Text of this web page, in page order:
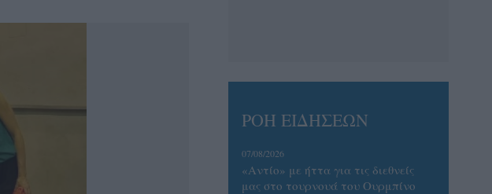
ΡΟΗ ΕΙΔΗΣΕΩΝ
07/08/2026
«Αντίο» με ήττα για τις διεθνείς
μας στο τουρνουά του Ουρμπίνο